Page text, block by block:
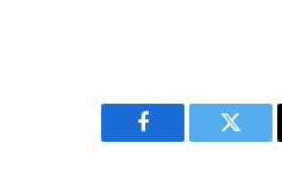
Facebook